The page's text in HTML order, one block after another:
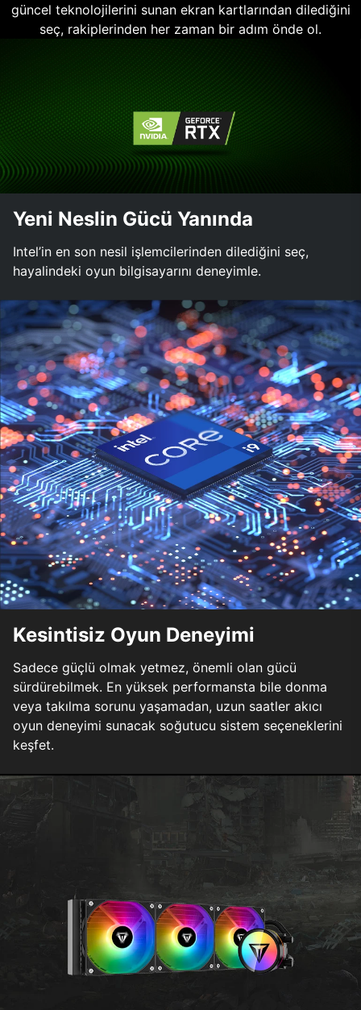
güncel teknolojilerini sunan ekran kartlarından dilediğini
seç, rakiplerinden her zaman bir adım önde ol.
Yeni Neslin Gücü Yanında
Intel’in en son nesil işlemcilerinden dilediğini seç,
hayalindeki oyun bilgisayarını deneyimle.
Kesintisiz Oyun Deneyimi
Sadece güçlü olmak yetmez, önemli olan gücü
sürdürebilmek. En yüksek performansta bile donma
veya takılma sorunu yaşamadan, uzun saatler akıcı
oyun deneyimi sunacak soğutucu sistem seçeneklerini
keşfet.